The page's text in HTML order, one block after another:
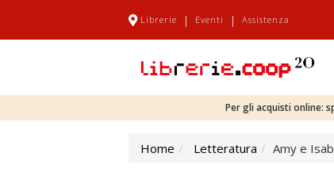
Librerie | Eventi | Assistenza
Per gli acquisti online:
Home Letteratura Amy e